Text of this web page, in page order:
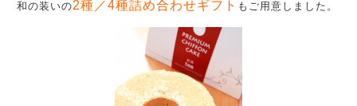
和の装いの2種／4種詰め合わせギフト もご用意しました。